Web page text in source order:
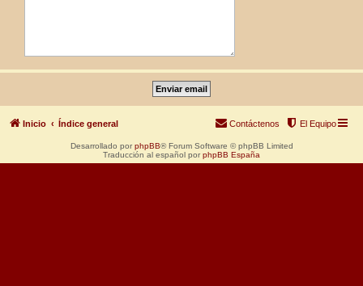
Inicio Índice general El Equipo
Contáctenos
Desarrollado por phpBB® Forum Software © phpBB Limited
Traducción al español por phpBB España